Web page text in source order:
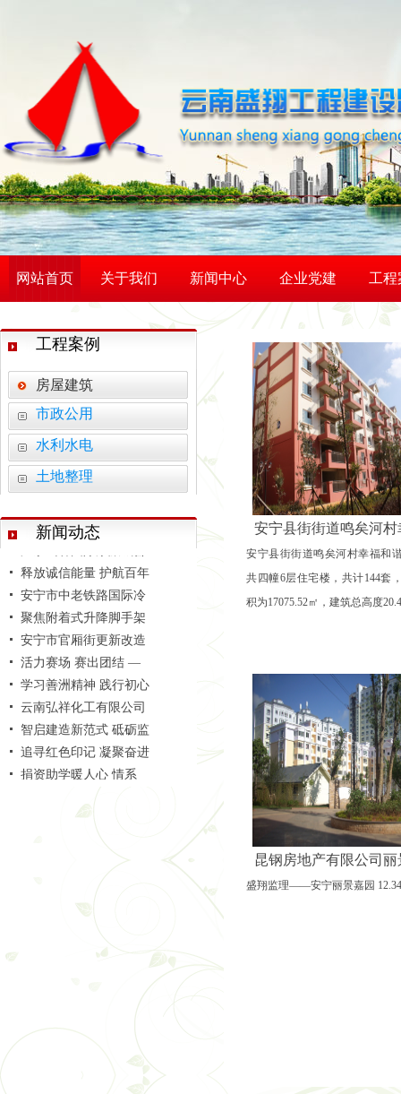
网站首页 关于我们 新闻中心 企业党建 工程
工程案例
房屋建筑
市政公用
水利水电
土地整理
新闻动态
学习善洲精神 践行初心
智启建造新范式 砥砺监
追寻红色印记 凝聚奋进
捐资助学暖人心 情系
筑梦盛翔 共启新程 —
云南省昆明市安宁市昆
聚焦超高支模难题 共探
凝心聚力守初心 笃行实
温泉山谷国际康旅城普
释放诚信能量 护航百年
安宁市中老铁路国际冷
聚焦附着式升降脚手架
安宁市官厢街更新改造
活力赛场 赛出团结 —
学习善洲精神 践行初心
云南弘祥化工有限公司
智启建造新范式 砥砺监
追寻红色印记 凝聚奋进
捐资助学暖人心 情系
筑梦盛翔 共启新程 —
云南省昆明市安宁市昆
聚焦超高支模难题 共探
凝心聚力守初心 笃行实
温泉山谷国际康旅城普
安宁县街街道鸣矣河村
安宁县街街道鸣矣河村幸福和
共四幢6层住宅楼，共计144套
积为17075.52㎡，建筑总高度
昆钢房地产有限公司丽
盛翔监理——安宁丽景嘉园